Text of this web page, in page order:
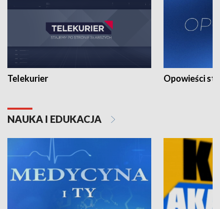
Telekurier Opowieści
NAUKA I EDUKACJA